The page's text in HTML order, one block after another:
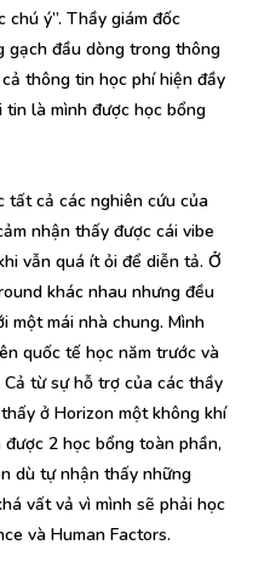
chú ý”. Thầy giám đốc
gạch đầu dòng trong thông
thông tin học phí hiện đầy
là mình được học bổng
tất cả các nghiên cứu của
nhận thấy được cái vibe
vẫn quá ít ỏi để diễn tả. Ở
khác nhau nhưng đều
một mái nhà chung. Mình
quốc tế học năm trước và
từ sự hỗ trợ của các thầy
ở Horizon một không khí
2 học bổng toàn phần,
dù tự nhận thấy những
vất vả vì mình sẽ phải học
và Human Factors.